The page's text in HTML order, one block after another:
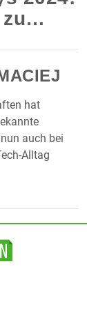
zu…
hat
auch bei
Alltag